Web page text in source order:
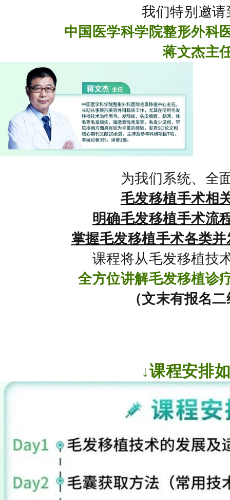
我们特别邀请
中国医学科学院整形外科
蒋文杰主
为我们系统、全
毛发移植手术相
明确毛发移植手术流
掌握毛发移植手术各类
课程将从毛发移植技
全方位讲解毛发移植诊
（文末有报名
↓课程安排